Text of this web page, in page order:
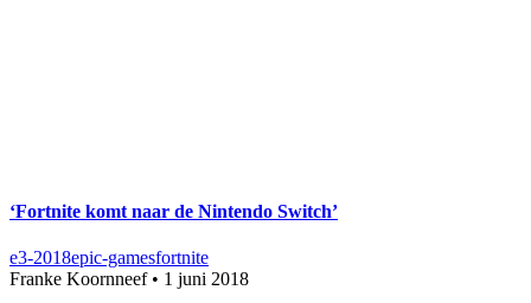
‘Fortnite komt naar de Nintendo Switch’
e3-2018epic-gamesfortnite
Franke Koornneef• 1 juni 2018